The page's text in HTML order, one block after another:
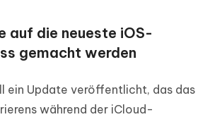
auf die neueste iOS-
gemacht werden
ein Update veröffentlicht, das das
während der iCloud-